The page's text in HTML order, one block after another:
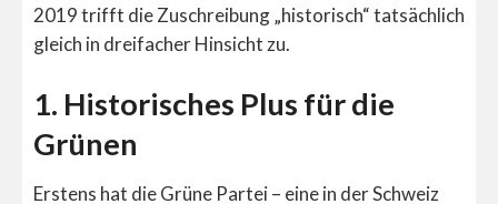
2019 trifft die Zuschreibung „historisch“ tatsächlich
gleich in dreifacher Hinsicht zu.
1. Historisches Plus für die
Grünen
Erstens hat die Grüne Partei – eine in der Schweiz